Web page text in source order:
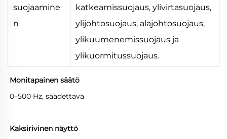
suojaamine
n
katkeamissuojaus, ylivirtasuojaus,
ylijohtosuojaus, alajohtosuojaus,
ylikuumenemissuojaus ja
ylikuormitussuojaus.
Monitapainen säätö
0–500 Hz, säädettävä
Kaksirivinen näyttö